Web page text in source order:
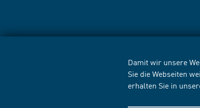
Damit wir unsere
Sie die Webseiten
erhalten Sie in